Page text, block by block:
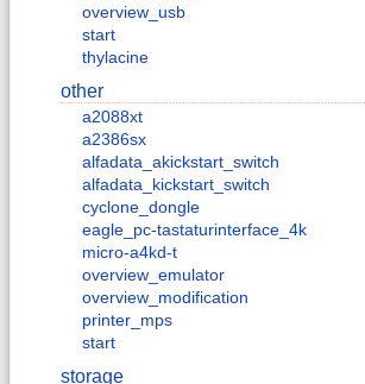
overview_usb
start
thylacine
other
a2088xt
a2386sx
alfadata_akickstart_switch
alfadata_kickstart_switch
cyclone_dongle
eagle_pc-tastaturinterface_4k
micro-a4kd-t
overview_emulator
overview_modification
printer_mps
start
storage